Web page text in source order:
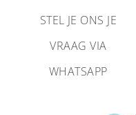
STEL JE ONS JE
VRAAG VIA
WHATSAPP